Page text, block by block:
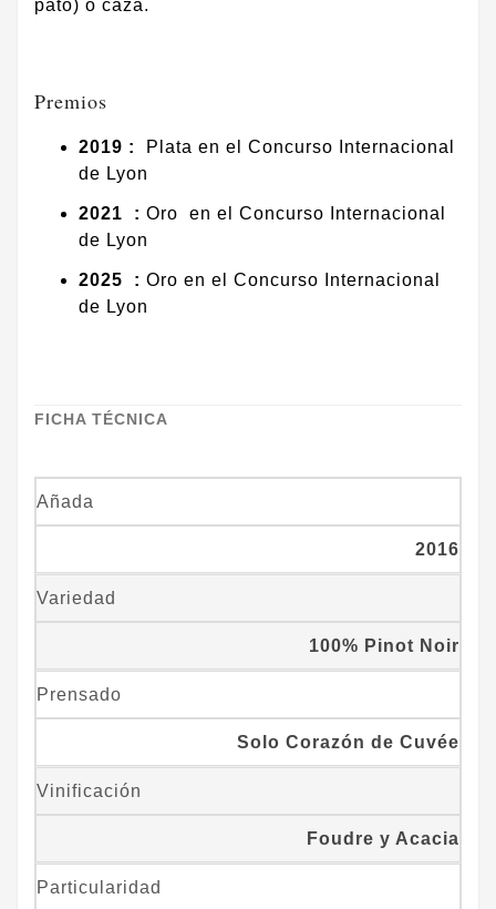
pato) o caza.
Premios
2019 :
Plata en el Concurso Internacional
de Lyon
2021 : Oro en el Concurso Internacional
de Lyon
2025 : Oro en el Concurso Internacional
de Lyon
FICHA TÉCNICA
Añada
2016
Variedad
100% Pinot Noir
Prensado
Solo Corazón de Cuvée
Vinificación
Foudre y Acacia
Particularidad